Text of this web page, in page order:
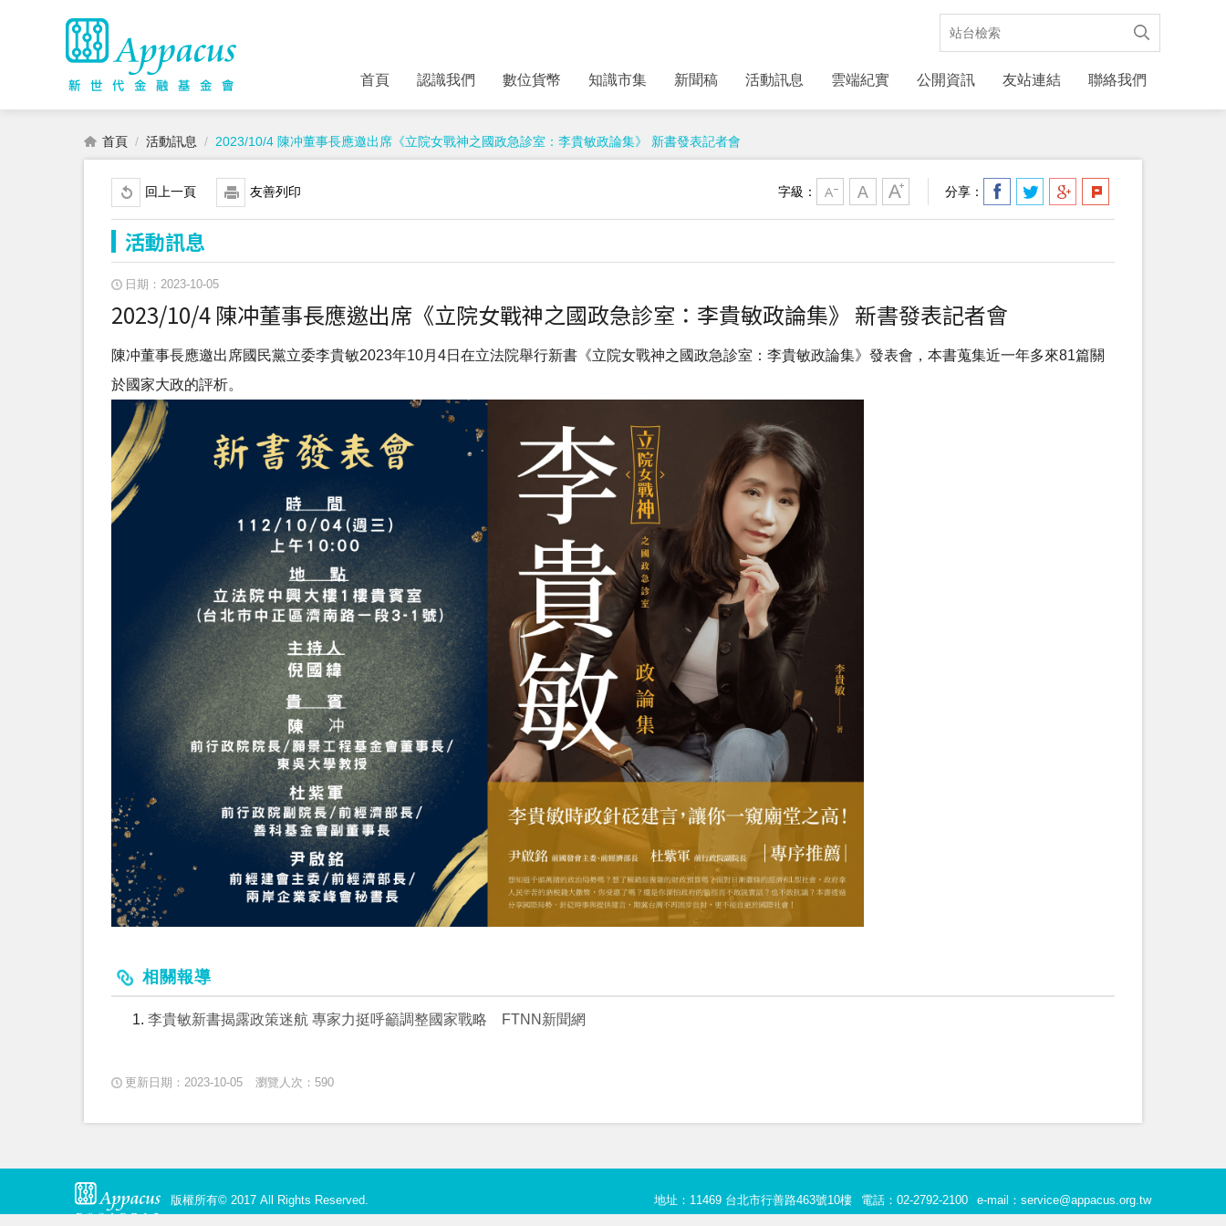
首頁 認識我們 數位貨幣 知識市集 新聞稿 活動訊息 雲端紀實 公開資訊 友站連結 聯絡我們
首頁 活動訊息 2023/10/4 陳冲董事長應邀出席《立院女戰神之國政急診室：李貴敏政論集》 新書發表記者會
回上一頁 友善列印 字級： 分享：
活動訊息
日期：2023-10-05
2023/10/4 陳冲董事長應邀出席《立院女戰神之國政急診室：李貴敏政論集》 新書發表記者會
陳冲董事長應邀出席國民黨立委李貴敏2023年10月4日在立法院舉行新書《立院女戰神之國政急診室：李貴敏政論集》發表會，本書蒐集近一年多來81篇關
於國家大政的評析。
相關報導
李貴敏新書揭露政策迷航 專家力挺呼籲調整國家戰略 FTNN新聞網
更新日期：2023-10-05 瀏覽人次：590
版權所有© 2017 All Rights Reserved. 地址：11469 台北市行善路463號10樓 電話：02-2792-2100 e-mail：service@appacus.org.tw